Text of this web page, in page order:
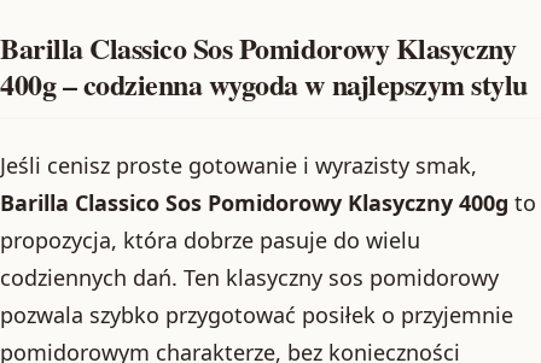
Barilla Classico Sos Pomidorowy Klasyczny
400g – codzienna wygoda w najlepszym stylu
Jeśli cenisz proste gotowanie i wyrazisty smak,
Barilla Classico Sos Pomidorowy Klasyczny 400g to
propozycja, która dobrze pasuje do wielu
codziennych dań. Ten klasyczny sos pomidorowy
pozwala szybko przygotować posiłek o przyjemnie
pomidorowym charakterze, bez konieczności